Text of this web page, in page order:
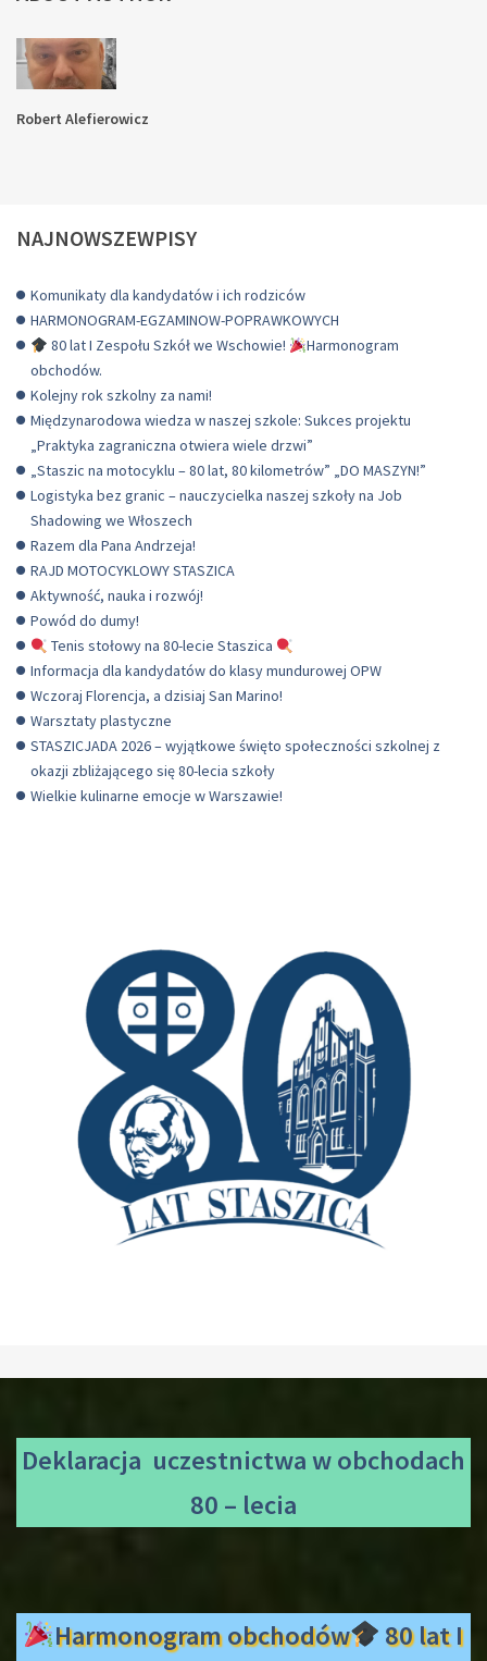
Robert Alefierowicz
NAJNOWSZEWPISY
Komunikaty dla kandydatów i ich rodziców
HARMONOGRAM-EGZAMINOW-POPRAWKOWYCH
80 lat I Zespołu Szkół we Wschowie!
Harmonogram
obchodów.
Kolejny rok szkolny za nami!
Międzynarodowa wiedza w naszej szkole: Sukces projektu
„Praktyka zagraniczna otwiera wiele drzwi”
„Staszic na motocyklu – 80 lat, 80 kilometrów” „DO MASZYN!”
Logistyka bez granic – nauczycielka naszej szkoły na Job
Shadowing we Włoszech
Razem dla Pana Andrzeja!
RAJD MOTOCYKLOWY STASZICA
Aktywność, nauka i rozwój!
Powód do dumy!
Tenis stołowy na 80-lecie Staszica
Informacja dla kandydatów do klasy mundurowej OPW
Wczoraj Florencja, a dzisiaj San Marino!
Warsztaty plastyczne
STASZICJADA 2026 – wyjątkowe święto społeczności szkolnej z
okazji zbliżającego się 80-lecia szkoły
Wielkie kulinarne emocje w Warszawie!
Deklaracja uczestnictwaw obchodach
80 – lecia
Harmonogram obchodów
80 lat I